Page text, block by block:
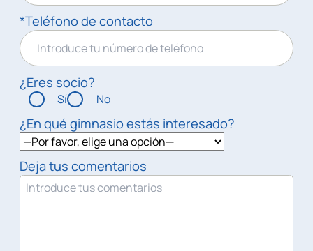
*Teléfono de contacto
¿Eres socio?
Sí No
¿En qué gimnasio estás interesado?
Deja tus comentarios